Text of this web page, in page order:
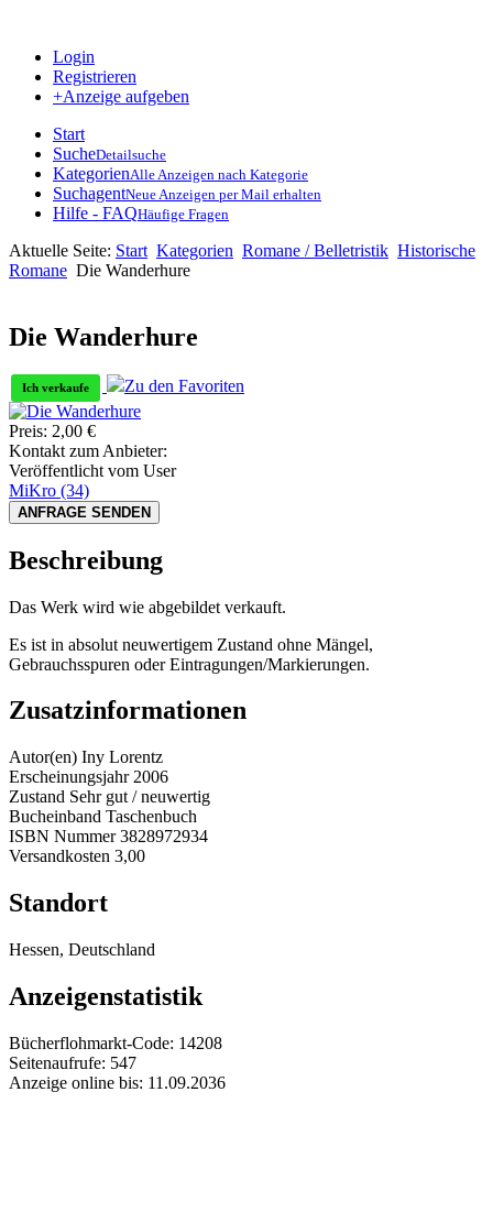
Login
Registrieren
+Anzeige aufgeben
Start
SucheDetailsuche
KategorienAlle Anzeigen nach Kategorie
SuchagentNeue Anzeigen per Mail erhalten
Hilfe - FAQHäufige Fragen
Aktuelle Seite: Start Kategorien Romane / Belletristik Historische
Romane Die Wanderhure
Die Wanderhure
Ich verkaufe Zu den Favoriten
Preis: 2,00 €
Kontakt zum Anbieter:
Veröffentlicht vom User
MiKro (34)
ANFRAGE SENDEN
Beschreibung
Das Werk wird wie abgebildet verkauft.
Es ist in absolut neuwertigem Zustand ohne Mängel,
Gebrauchsspuren oder Eintragungen/Markierungen.
Zusatzinformationen
Autor(en) Iny Lorentz
Erscheinungsjahr 2006
Zustand Sehr gut / neuwertig
Bucheinband Taschenbuch
ISBN Nummer 3828972934
Versandkosten 3,00
Standort
Hessen, Deutschland
Anzeigenstatistik
Bücherflohmarkt-Code: 14208
Seitenaufrufe: 547
Anzeige online bis: 11.09.2036